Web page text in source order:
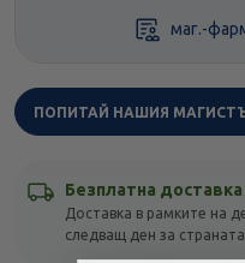
маг.-
ПОПИТАЙ НАШИЯ
Безплатна
Доставка в рамките на
следващ ден за страната